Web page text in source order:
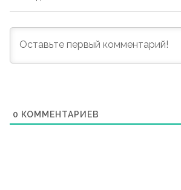
0 КОММЕНТАРИЕВ